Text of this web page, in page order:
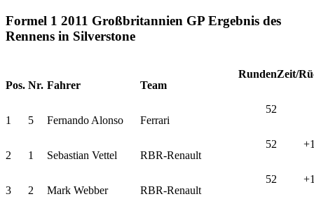
Formel 1 2011 Großbritannien GP Ergebnis des
Rennens in Silverstone
Pos. Nr. Fahrer Team
RundenZeit/
1 5 Fernando Alonso Ferrari
52
2 1 Sebastian Vettel RBR-Renault
52
3 2 Mark Webber RBR-Renault
52